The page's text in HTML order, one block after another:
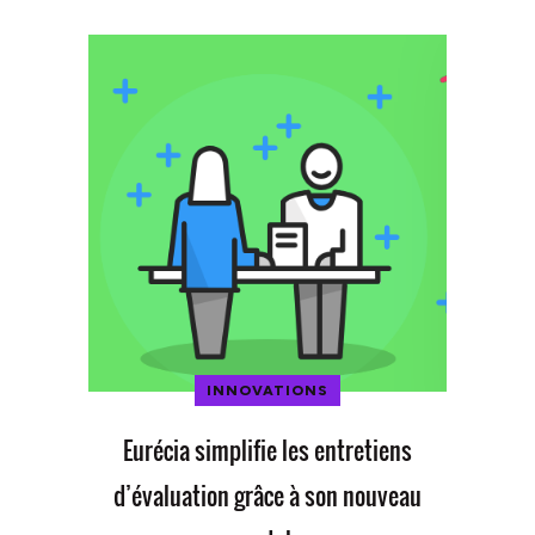
INNOVATIONS
Eurécia simplifie les entretiens
d’évaluation grâce à son nouveau